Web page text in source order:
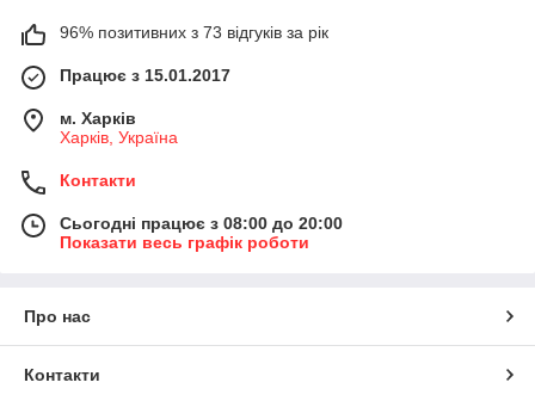
96% позитивних з 73 відгуків за рік
Працює з 15.01.2017
м. Харків
Харків, Україна
Контакти
Сьогодні працює з 08:00 до 20:00
Показати весь графік роботи
Про нас
Контакти